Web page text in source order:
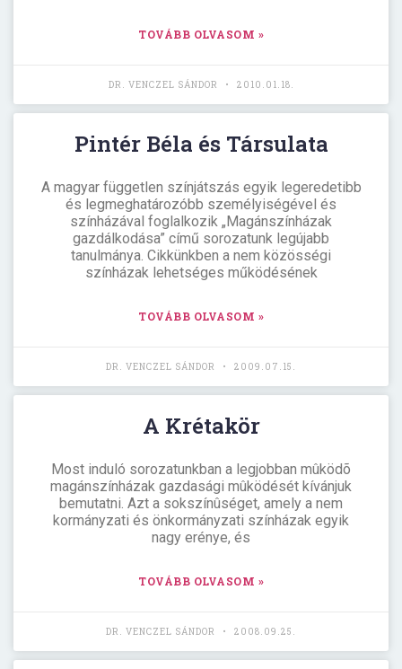
TOVÁBB OLVASOM »
DR. VENCZEL SÁNDOR 2010.01.18.
Pintér Béla és Társulata
A magyar független színjátszás egyik legeredetibb
és legmeghatározóbb személyiségével és
színházával foglalkozik „Magánszínházak
gazdálkodása” című sorozatunk legújabb
tanulmánya. Cikkünkben a nem közösségi
színházak lehetséges működésének
TOVÁBB OLVASOM »
DR. VENCZEL SÁNDOR 2009.07.15.
A Krétakör
Most induló sorozatunkban a legjobban mûködõ
magánszínházak gazdasági mûködését kívánjuk
bemutatni. Azt a sokszínûséget, amely a nem
kormányzati és önkormányzati színházak egyik
nagy erénye, és
TOVÁBB OLVASOM »
DR. VENCZEL SÁNDOR 2008.09.25.